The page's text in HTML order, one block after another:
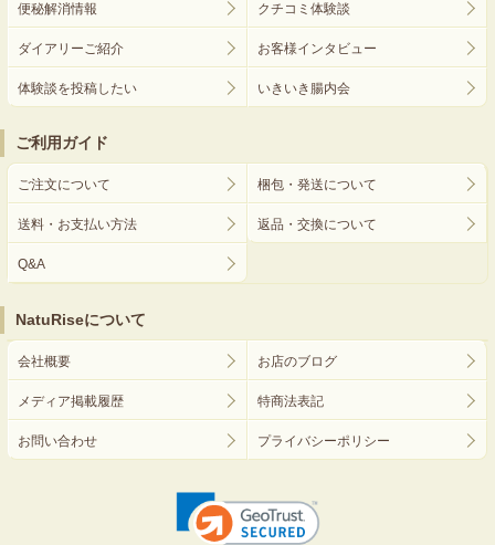
便秘解消情報 クチコミ体験談
ダイアリーご紹介 お客様インタビュー
体験談を投稿したい いきいき腸内会
ご利用ガイド
ご注文について 梱包・発送について
送料・お支払い方法 返品・交換について
Q&A
NatuRiseについて
会社概要 お店のブログ
メディア掲載履歴 特商法表記
お問い合わせ プライバシーポリシー